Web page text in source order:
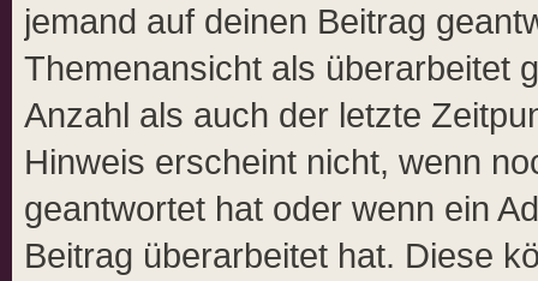
jemand auf deinen Beitrag
Themenansicht als überarbeitet
Anzahl als auch der letzte
Hinweis erscheint nicht, wenn
geantwortet hat oder wenn ein
Beitrag überarbeitet hat. Diese